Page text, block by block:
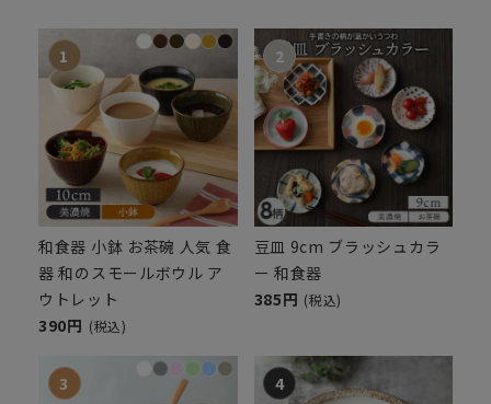
和食器 小鉢 お茶碗 人気 食
器 和のスモールボウル ア
ウトレット
390円 (税込)
豆皿 9cm ブラッシュカラ
ー 和食器
385円 (税込)